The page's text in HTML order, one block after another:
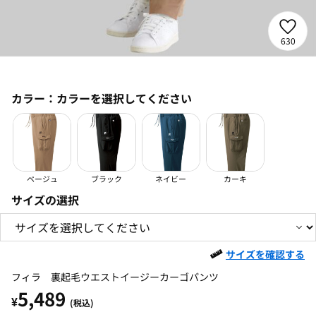
630
カラー： カラーを選択してください
ベージュ ブラック ネイビー カーキ
サイズの選択
サイズを確認する
フィラ 裏起毛ウエストイージーカーゴパンツ
¥5,489 (税込)